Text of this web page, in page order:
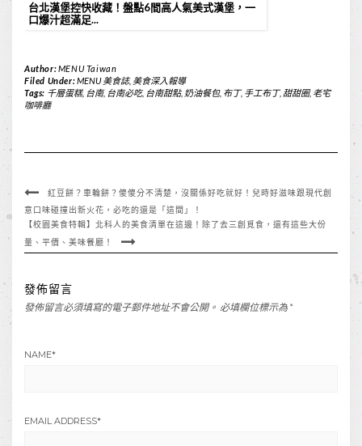
台北漢堡控快收藏！盤點6間高人氣美式漢堡，一
口爆汁超滿足...
Author:MENU Taiwan
Filed Under:MENU 美食誌, 美食深入報導
Tags: 千層蛋糕, 台南, 台南必吃, 台南甜點, 奶油餐包, 布丁, 手工布丁, 甜甜圈, 老宅
咖啡廳
紅豆餅？車輪餅？傻傻分不清楚，沒關係好吃就好！兒時好滋味跟現代創
意口味碰撞出新火花，必吃的還是「這間」！
【校園美食特輯】北科人的美食清單在這邊！除了去三創覓食，還有這些大份
量、平價、美味餐廳！
發佈留言
發佈留言必須填寫的電子郵件地址不會公開。 必填欄位標示為 *
NAME*
EMAIL ADDRESS*